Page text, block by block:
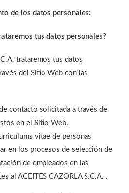
de los datos personales:
tus datos personales?
trataremos tus datos
del Sitio Web con las
contacto solicitada a través de
en el Sitio Web.
vitae de personas
en los procesos de selección de
de empleados en las
al ACEITES CAZORLA S.C.A. .